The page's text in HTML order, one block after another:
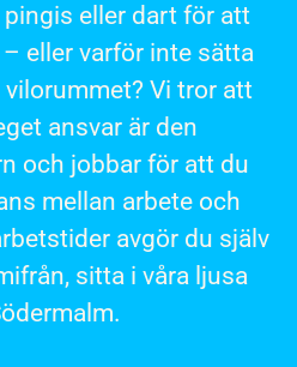
eller dart för att
eller varför inte sätta
Vi tror att
ansvar är den
och jobbar för att du
mellan arbete och
avgör du själv
sitta i våra ljusa